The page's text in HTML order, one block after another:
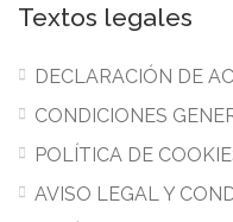
Textos legales
DECLARACIÓN DE
CONDICIONES
POLÍTICA DE
AVISO LEGAL Y